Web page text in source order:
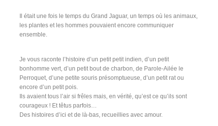
Il était une fois le temps du Grand Jaguar, un temps où les animaux,
les plantes et les hommes pouvaient encore communiquer
ensemble.
Je vous raconte l’histoire d’un petit petit indien, d’un petit
bonhomme vert, d’un petit bout de charbon, de Parole-Ailée le
Perroquet, d’une petite souris présomptueuse, d’un petit rat ou
encore d’un petit pois.
Ils avaient tous l’air si frêles mais, en vérité, qu’est ce qu’ils sont
courageux ! Et têtus parfois…
Des histoires d’ici et de là-bas, recueillies avec amour.